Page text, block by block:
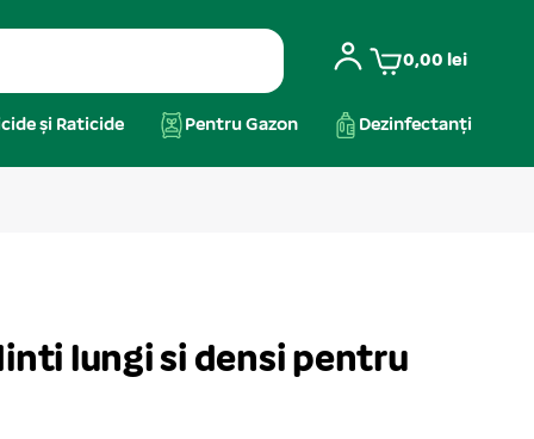
0,00 lei
și Raticide Pentru Gazon Dezinfectanți
lungi si densi pentru